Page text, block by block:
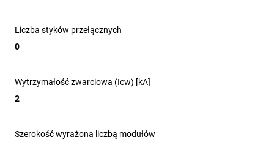
Liczba styków przełącznych
0
Wytrzymałość zwarciowa (Icw) [kA]
2
Szerokość wyrażona liczbą modułów